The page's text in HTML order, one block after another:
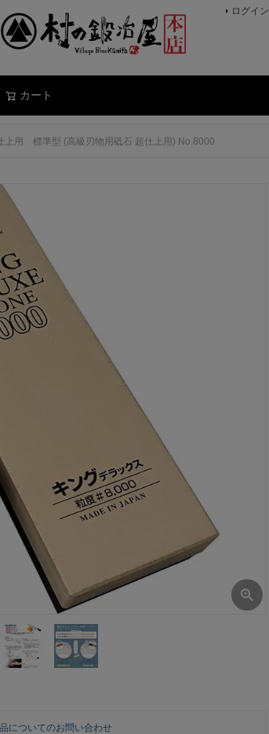
ログイン
カート
上用 標準型 (高級刃物用砥石 超仕上用) No.8000
についてのお問い合わせ